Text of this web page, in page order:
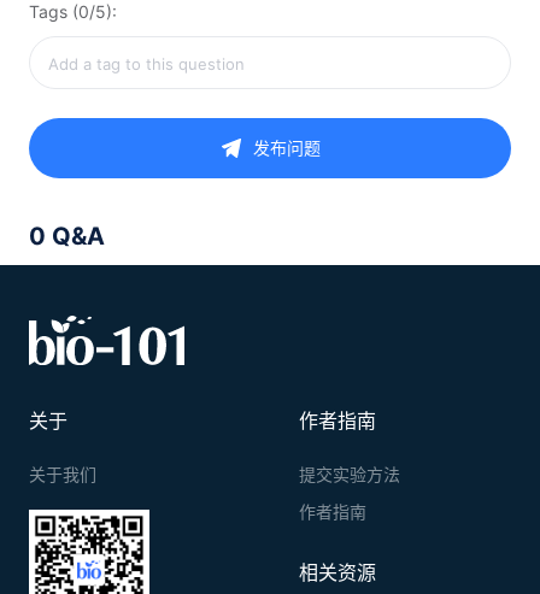
Tags (0/5):
发布问题
0 Q&A
关于
关于我们
作者指南
提交实验方法
作者指南
相关资源